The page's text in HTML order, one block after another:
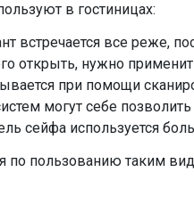
в гостиницах:
встречается все реже,
открыть, нужно
при помощи
могут себе
сейфа используется
по пользованию таким